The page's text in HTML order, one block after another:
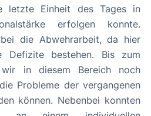
letzte Einheit des Tages in
erfolgen konnte.
die Abwehrarbeit, da hier
Defizite bestehen. Bis zum
wir in diesem Bereich noch
Probleme der vergangenen
können. Nebenbei konnten